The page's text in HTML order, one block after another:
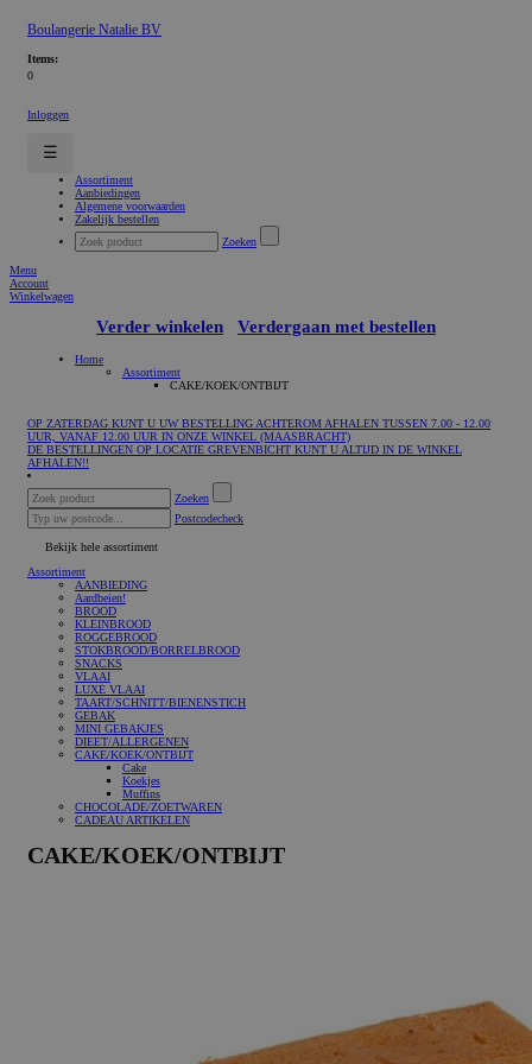
Boulangerie Natalie BV
Items:
0
Inloggen
☰
Assortiment
Aanbiedingen
Algemene voorwaarden
Zakelijk bestellen
Zoeken
Menu
Account
Winkelwagen
Verder winkelen Verdergaan met bestellen
Home
Assortiment
CAKE/KOEK/ONTBIJT
OP ZATERDAG KUNT U UW BESTELLING ACHTEROM AFHALEN TUSSEN 7.00 - 12.00
UUR, VANAF 12.00 UUR IN ONZE WINKEL (MAASBRACHT)
DE BESTELLINGEN OP LOCATIE GREVENBICHT KUNT U ALTIJD IN DE WINKEL
AFHALEN!!
Zoeken
Postcodecheck
Bekijk hele assortiment
Assortiment
AANBIEDING
Aardbeien!
BROOD
KLEINBROOD
ROGGEBROOD
STOKBROOD/BORRELBROOD
SNACKS
VLAAI
LUXE VLAAI
TAART/SCHNITT/BIENENSTICH
GEBAK
MINI GEBAKJES
DIEET/ALLERGENEN
CAKE/KOEK/ONTBIJT
Cake
Koekjes
Muffins
CHOCOLADE/ZOETWAREN
CADEAU ARTIKELEN
CAKE/KOEK/ONTBIJT